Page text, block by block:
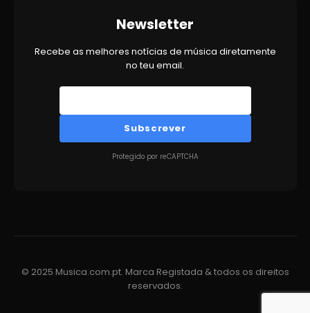
Newsletter
Recebe as melhores notícias de música diretamente
no teu email.
Subscrever
Protegido por reCAPTCHA
© 2025 Musica.com.pt. Marca Registada & todos os direitos
reservados.